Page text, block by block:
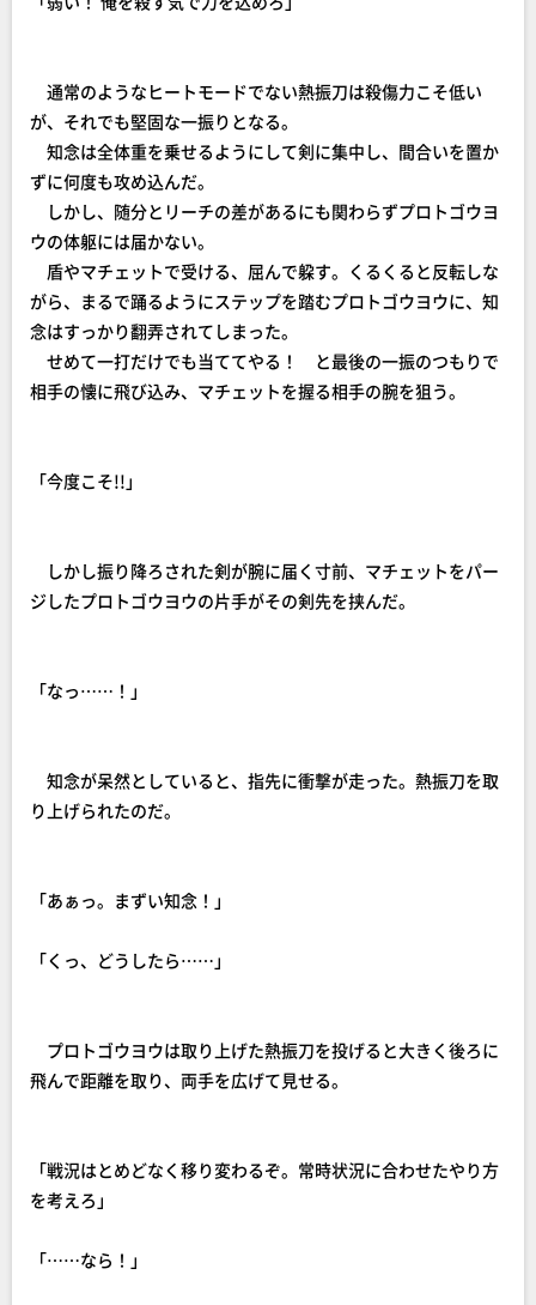
通常のようなヒートモードでない熱振刀は殺傷力こそ低い
が、それでも堅固な一振りとなる。
知念は全体重を乗せるようにして剣に集中し、間合いを置か
ずに何度も攻め込んだ。
しかし、随分とリーチの差があるにも関わらずプロトゴウヨ
ウの体躯には届かない。
盾やマチェットで受ける、屈んで躱す。くるくると反転しな
がら、まるで踊るようにステップを踏むプロトゴウヨウに、知
念はすっかり翻弄されてしまった。
せめて一打だけでも当ててやる！ と最後の一振のつもりで
相手の懐に飛び込み、マチェットを握る相手の腕を狙う。
「今度こそ!!」
しかし振り降ろされた剣が腕に届く寸前、マチェットをパー
ジしたプロトゴウヨウの片手がその剣先を挟んだ。
「なっ……！」
知念が呆然としていると、指先に衝撃が走った。熱振刀を取
り上げられたのだ。
「あぁっ。まずい知念！」
「くっ、どうしたら……」
プロトゴウヨウは取り上げた熱振刀を投げると大きく後ろに
飛んで距離を取り、両手を広げて見せる。
「戦況はとめどなく移り変わるぞ。常時状況に合わせたやり方
を考えろ」
「……なら！」